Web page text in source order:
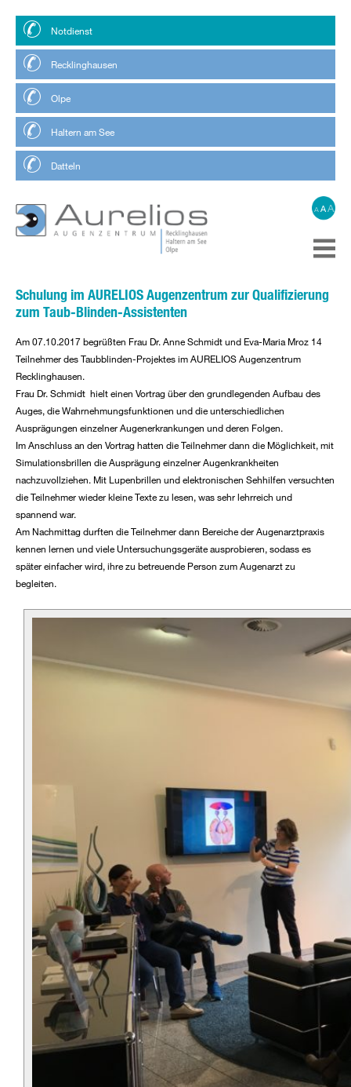
Notdienst
Recklinghausen
Olpe
Haltern am See
Datteln
A AA
Schulung im AURELIOS Augenzentrum zur Qualifizierung
zum Taub-Blinden-Assistenten
Am 07.10.2017 begrüßten Frau Dr. Anne Schmidt und Eva-Maria Mroz 14
Teilnehmer des Taubblinden-Projektes im AURELIOS Augenzentrum
Recklinghausen.
Frau Dr. Schmidt hielt einen Vortrag über den grundlegenden Aufbau des
Auges, die Wahrnehmungsfunktionen und die unterschiedlichen
Ausprägungen einzelner Augenerkrankungen und deren Folgen.
Im Anschluss an den Vortrag hatten die Teilnehmer dann die Möglichkeit, mit
Simulationsbrillen die Ausprägung einzelner Augenkrankheiten
nachzuvollziehen. Mit Lupenbrillen und elektronischen Sehhilfen versuchten
die Teilnehmer wieder kleine Texte zu lesen, was sehr lehrreich und
spannend war.
Am Nachmittag durften die Teilnehmer dann Bereiche der Augenarztpraxis
kennen lernen und viele Untersuchungsgeräte ausprobieren, sodass es
später einfacher wird, ihre zu betreuende Person zum Augenarzt zu
begleiten.